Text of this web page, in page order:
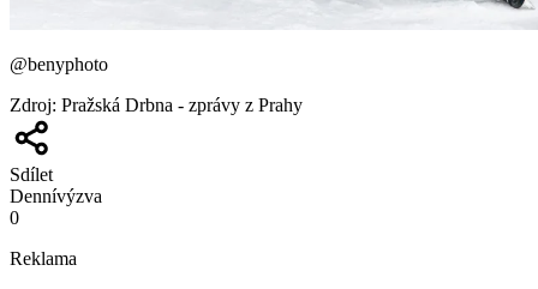
@benyphoto
Zdroj: Pražská Drbna - zprávy z Prahy
Sdílet
Dennívýzva
0
Reklama